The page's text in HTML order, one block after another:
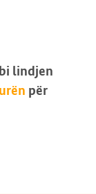
lindjen
për